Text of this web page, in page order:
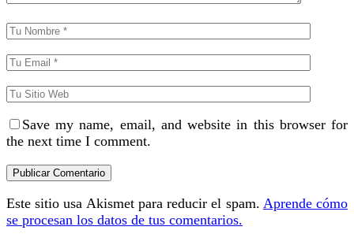
Save my name, email, and website in this browser for
the next time I comment.
Este sitio usa Akismet para reducir el spam. Aprende cómo
se procesan los datos de tus comentarios.